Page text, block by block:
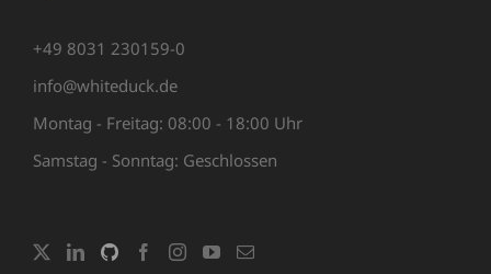
+49 8031 230159-0
info@whiteduck.de
Montag - Freitag: 08:00 - 18:00 Uhr
Samstag - Sonntag: Geschlossen